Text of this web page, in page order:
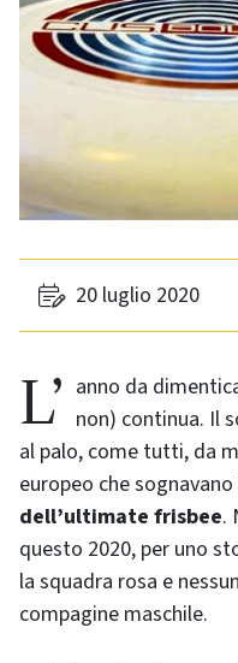
20 luglio 2020
L’anno da dimenticare dello sport (bolognese e non) continua. Il
al palo, come tutti, da
europeo che sognavano
dell’ultimate frisbee.
questo 2020, per uno
la squadra rosa e
compagine maschile.